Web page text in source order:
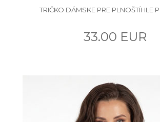
TRIČKO DÁMSKE PRE PLNOŠTÍHLE
33.00 EUR